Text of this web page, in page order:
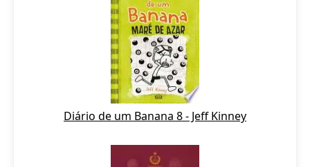
Diário de um Banana 8 - Jeff Kinney